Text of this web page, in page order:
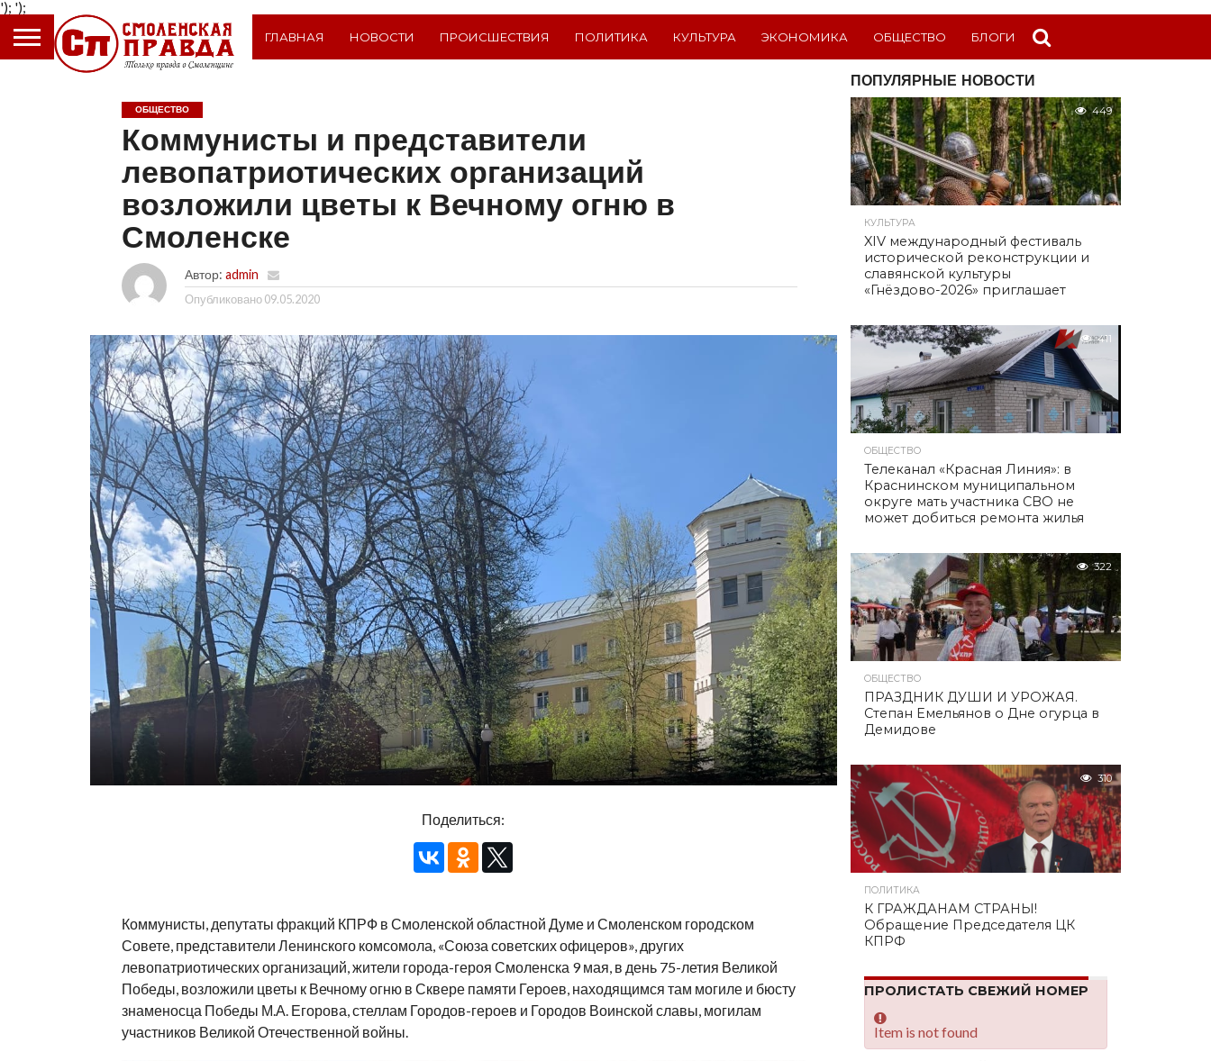
');
ГЛАВНАЯ НОВОСТИ ПРОИСШЕСТВИЯ ПОЛИТИКА КУЛЬТУРА ЭКОНОМИКА ОБЩЕСТВО БЛОГИ
ОБЩЕСТВО
Коммунисты и представители
левопатриотических организаций
возложили цветы к Вечному огню в
Смоленске
Автор: admin
Опубликовано 09.05.2020
Поделиться:
Коммунисты, депутаты фракций КПРФ в Смоленской областной Думе и Смоленском городском
Совете, представители Ленинского комсомола, «Союза советских офицеров», других
левопатриотических организаций, жители города-героя Смоленска 9 мая, в день 75-летия Великой
Победы, возложили цветы к Вечному огню в Сквере памяти Героев, находящимся там могиле и бюсту
знаменосца Победы М.А. Егорова, стеллам Городов-героев и Городов Воинской славы, могилам
участников Великой Отечественной войны.
ПОПУЛЯРНЫЕ НОВОСТИ
449
КУЛЬТУРА
XIV международный фестиваль
исторической реконструкции и
славянской культуры
«Гнёздово-2026» приглашает
411
ОБЩЕСТВО
Телеканал «Красная Линия»: в
Краснинском муниципальном
округе мать участника СВО не
может добиться ремонта жилья
322
ОБЩЕСТВО
ПРАЗДНИК ДУШИ И УРОЖАЯ.
Степан Емельянов о Дне огурца в
Демидове
310
ПОЛИТИКА
К ГРАЖДАНАМ СТРАНЫ!
Обращение Председателя ЦК
КПРФ
ПРОЛИСТАТЬ СВЕЖИЙ НОМЕР
Item is not found
');